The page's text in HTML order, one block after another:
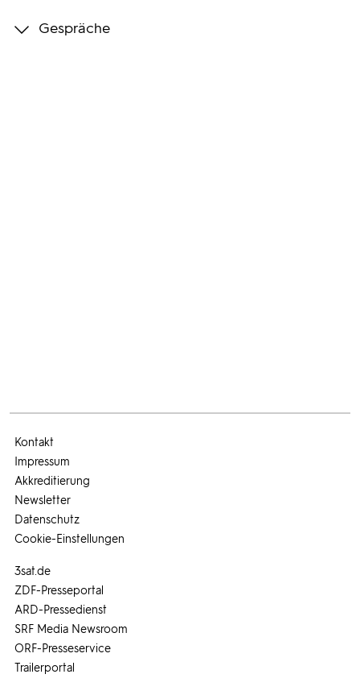
Gespräche
3sat.de
ZDF-Presseportal
ARD-Pressedienst
SRF Media Newsroom
ORF-Presseservice
Trailerportal
Kontakt
Impressum
Akkreditierung
Newsletter
Datenschutz
Cookie-Einstellungen